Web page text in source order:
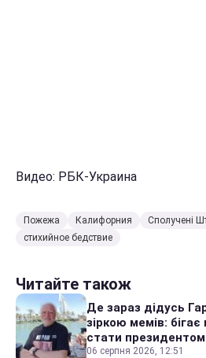
Видео: РБК-Украина
Пожежа Калифорния
Сполучені
стихийное бедствие
Читайте також
Де зараз дідусь
зіркою мемів:
стати президентом
06 серпня 2026, 12:51